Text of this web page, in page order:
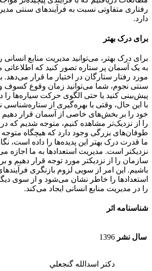
رفتاری متفاوتی نسبت به فرآیندهای سنتی
دارد.
برای درک بهتر
برای درک بهتر، می‌توانید مدیریت منابع
به یک آسمان پر ستاره تصور کنید که اطلاعاتی
مورد رفتار ستارگان در اختیار ما قرار می‌دهد.
سنتی نجوم، شما می‌توانید زمان وقوع کسوف
پیش‌بینی کنید یا حتی الگوی حرکت سیاره‌ها را
با این حال، وقتی با بهره‌گیری از ستاره‌شناسی
خود را بر بخش‌های خاصی از آسمان قرار دهیم
را از نزدیک‌تر مشاهده کنیم، متوجه شدیم که
طوفان‌های بزرگی وجود دارد که هیچگاه متوجه
ما قدرت درک بهتر این پدیده‌ها را داده است،
نزدیکتر است. مدیریت استعدادها به ما اجازه
سازمان را از نزدیکتر مورد توجه قرار دهیم و
باشیم. این امر از سویی لزوم بازنگری
استعدادها را خاطر نشان می‌شود و از سوی
را در مدیریت منابع انسانی ایجاد می‌کند.
شناسنامه اثر
سال نشر 1396
دكتر اسدالله گنجعلي